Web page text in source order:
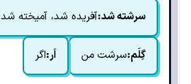
سرشته شد:آفریده شد، آمیخته شد
گِلَم:سرشت من اَر:اگر